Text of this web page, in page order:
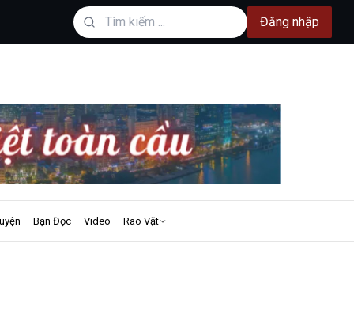
Đăng nhập
Bạn Đọc Video Rao Vặt